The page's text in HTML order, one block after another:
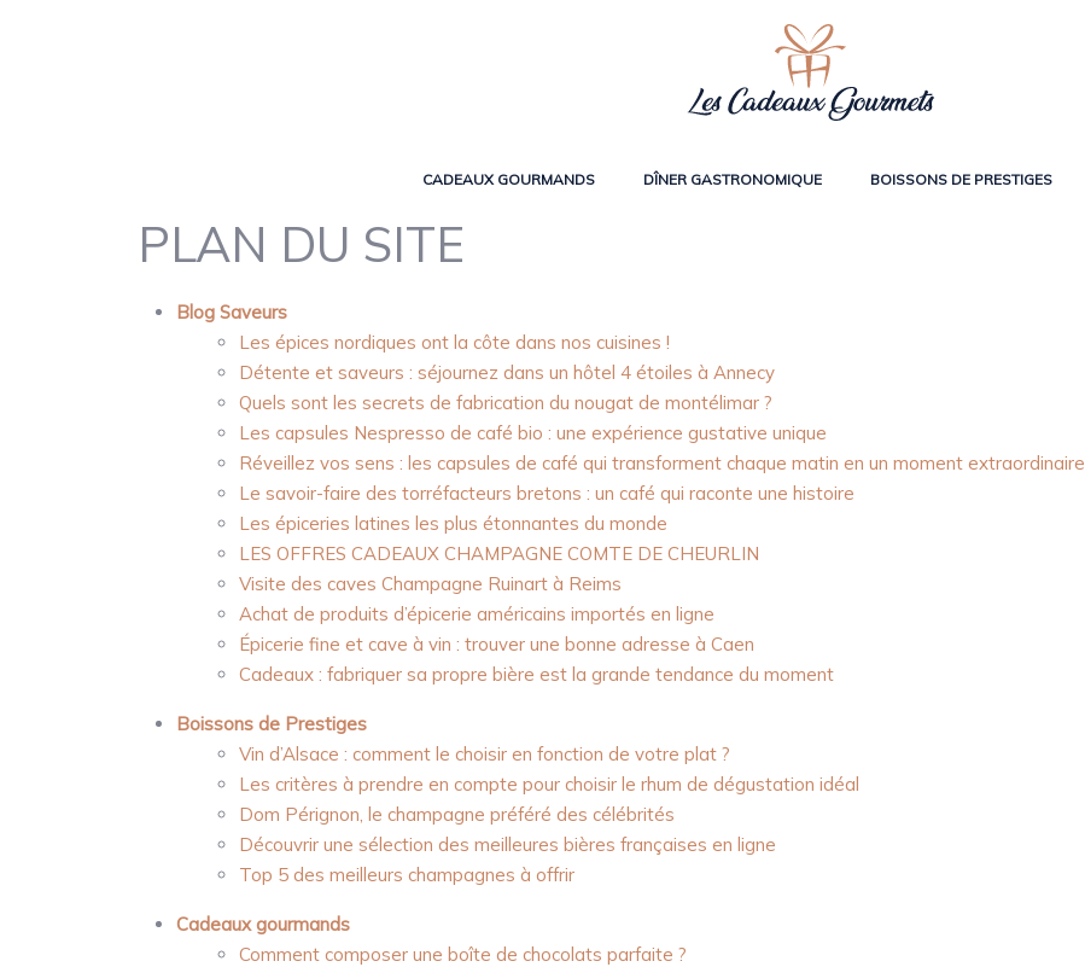
CADEAUX GOURMANDS DÎNER GASTRONOMIQUE BOISSONS DE PRESTIGES
PLAN DU SITE
Blog Saveurs
Les épices nordiques ont la côte dans nos cuisines !
Détente et saveurs : séjournez dans un hôtel 4 étoiles à Annecy
Quels sont les secrets de fabrication du nougat de montélimar ?
Les capsules Nespresso de café bio : une expérience gustative unique
Réveillez vos sens : les capsules de café qui transforment chaque matin en un moment extraordinaire
Le savoir-faire des torréfacteurs bretons : un café qui raconte une histoire
Les épiceries latines les plus étonnantes du monde
LES OFFRES CADEAUX CHAMPAGNE COMTE DE CHEURLIN
Visite des caves Champagne Ruinart à Reims
Achat de produits d’épicerie américains importés en ligne
Épicerie fine et cave à vin : trouver une bonne adresse à Caen
Cadeaux : fabriquer sa propre bière est la grande tendance du moment
Boissons de Prestiges
Vin d’Alsace : comment le choisir en fonction de votre plat ?
Les critères à prendre en compte pour choisir le rhum de dégustation idéal
Dom Pérignon, le champagne préféré des célébrités
Découvrir une sélection des meilleures bières françaises en ligne
Top 5 des meilleurs champagnes à offrir
Cadeaux gourmands
Comment composer une boîte de chocolats parfaite ?